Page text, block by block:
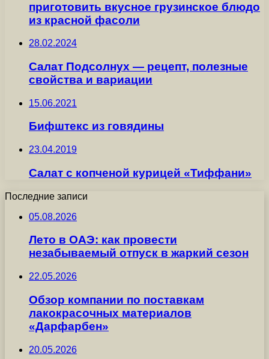
приготовить вкусное грузинское блюдо
из красной фасоли
28.02.2024
Салат Подсолнух — рецепт, полезные
свойства и вариации
15.06.2021
Бифштекс из говядины
23.04.2019
Салат с копченой курицей «Тиффани»
Последние записи
05.08.2026
Лето в ОАЭ: как провести
незабываемый отпуск в жаркий сезон
22.05.2026
Обзор компании по поставкам
лакокрасочных материалов
«Дарфарбен»
20.05.2026